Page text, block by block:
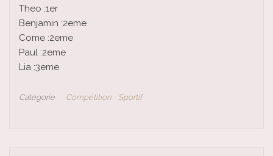
Theo :1er
Benjamin :2eme
Come :2eme
Paul :2eme
Lia :3eme
Catégorie Compétition Sportif